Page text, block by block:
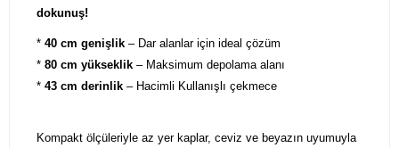
dokunuş!
* 40 cm genişlik – Dar alanlar için ideal çözüm
* 80 cm yükseklik – Maksimum depolama alanı
* 43 cm derinlik – Hacimli Kullanışlı çekmece
Kompakt ölçüleriyle az yer kaplar, ceviz ve beyazın uyumuyla